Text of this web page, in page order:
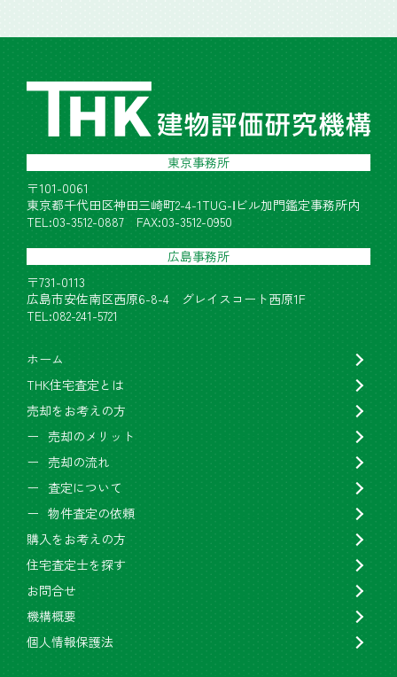
東京事務所
〒101-0061
東京都千代田区神田三崎町2-4-1TUG-Ⅰビル加門鑑定事務所内
TEL:03-3512-0887 FAX:03-3512-0950
広島事務所
〒731-0113
広島市安佐南区西原6-8-4 グレイスコート西原1F
TEL:082-241-5721
ホーム
THK住宅査定とは
売却をお考えの方
売却のメリット
売却の流れ
査定について
物件査定の依頼
購入をお考えの方
住宅査定士を探す
お問合せ
機構概要
個人情報保護法